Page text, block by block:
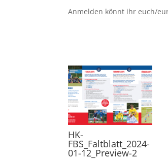
Anmelden könnt ihr euch/
HK-
FBS_Faltblatt_2024-
01-12_Preview-2